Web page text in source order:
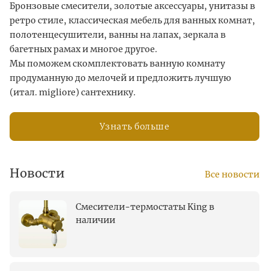
Бронзовые смесители, золотые аксессуары, унитазы в
ретро стиле, классическая мебель для ванных комнат,
полотенцесушители, ванны на лапах, зеркала в
багетных рамах и многое другое.
Мы поможем скомплектовать ванную комнату
продуманную до мелочей и предложить лучшую
(итал. migliore) сантехнику.
Узнать больше
Новости Все новости
Смесители-термостаты King в
наличии